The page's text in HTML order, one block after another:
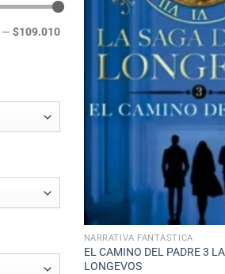
— $109.010
NARRATIVA FANTÁSTICA
EL CAMINO DEL PADRE 3
LONGEVOS